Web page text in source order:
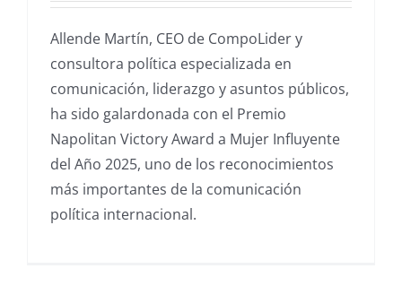
Allende Martín, CEO de CompoLider y
consultora política especializada en
comunicación, liderazgo y asuntos públicos,
ha sido galardonada con el Premio
Napolitan Victory Award a Mujer Influyente
del Año 2025, uno de los reconocimientos
más importantes de la comunicación
política internacional.